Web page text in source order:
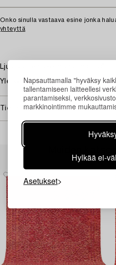
Napsauttamalla "hyväksy
tallentamiseen laitteellesi
parantamiseksi,
markkinointimme
Hylkää ei-
Asetukset
Onko sinulla vastaava esine jonka
yhteyttä
Ljus botten övermönstrad i blått,
Yleisvaikutelma hyvä. Vähäistä
Tietoa ostamisesta